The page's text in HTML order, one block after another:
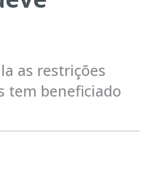
as restrições
tem beneficiado